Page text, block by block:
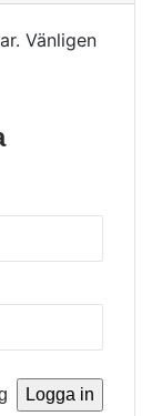
Vänligen